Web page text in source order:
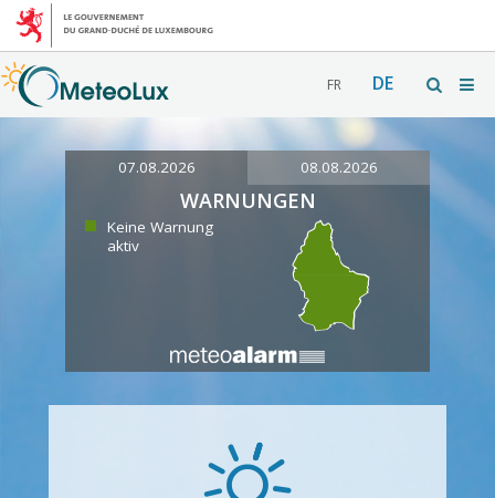
FR DE
07.08.2026 08.08.2026
WARNUNGEN
Keine Warnung
aktiv